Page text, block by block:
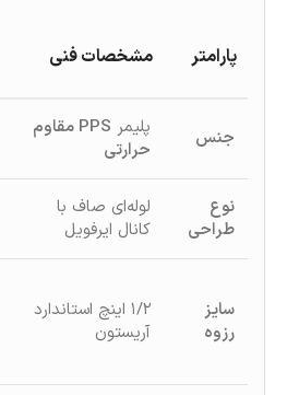
پارامتر مشخصات فنی
جنس پلیمر
PPS مقاوم
حرارتی
نوع
طراحی
لوله‌ای صاف با
کانال ایرفویل
سایز
رزوه
۱/۲ اینچ استاندارد
آریستون